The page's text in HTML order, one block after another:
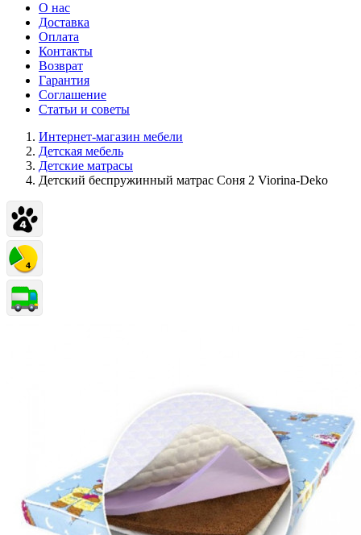
О нас
Доставка
Оплата
Контакты
Возврат
Гарантия
Соглашение
Статьи и советы
Интернет-магазин мебели
Детская мебель
Детские матрасы
Детский беспружинный матрас Соня 2 Viorina-Deko